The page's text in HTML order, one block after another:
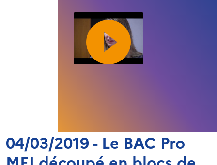
04/03/2019 - Le BAC Pro